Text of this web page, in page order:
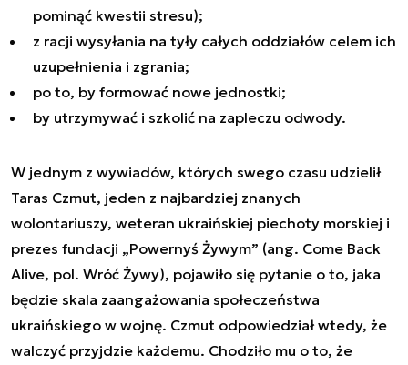
pominąć kwestii stresu);
z racji wysyłania na tyły całych oddziałów celem ich
uzupełnienia i zgrania;
po to, by formować nowe jednostki;
by utrzymywać i szkolić na zapleczu odwody.
W jednym z wywiadów, których swego czasu udzielił
Taras Czmut, jeden z najbardziej znanych
wolontariuszy, weteran ukraińskiej piechoty morskiej i
prezes fundacji „Powernyś Żywym” (ang. Come Back
Alive, pol. Wróć Żywy), pojawiło się pytanie o to, jaka
będzie skala zaangażowania społeczeństwa
ukraińskiego w wojnę. Czmut odpowiedział wtedy, że
walczyć przyjdzie każdemu. Chodziło mu o to, że